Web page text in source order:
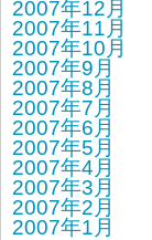
2007年12月
2007年11月
2007年10月
2007年9月
2007年8月
2007年7月
2007年6月
2007年5月
2007年4月
2007年3月
2007年2月
2007年1月